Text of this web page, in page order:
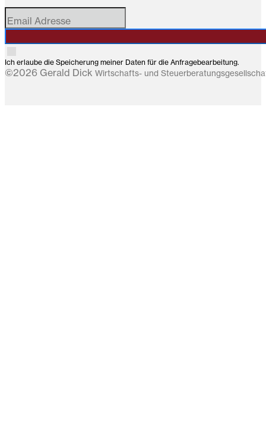
Ich erlaube die Speicherung meiner Daten für die Anfragebearbeitung.
©2026 Gerald Dick Wirtschafts- und